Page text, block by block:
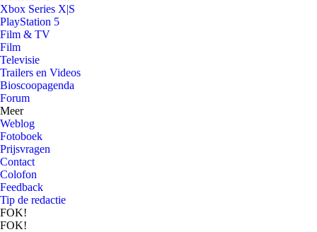
Xbox Series X|S
PlayStation 5
Film & TV
Film
Televisie
Trailers en Videos
Bioscoopagenda
Forum
Meer
Weblog
Fotoboek
Prijsvragen
Contact
Colofon
Feedback
Tip de redactie
FOK!
FOK!